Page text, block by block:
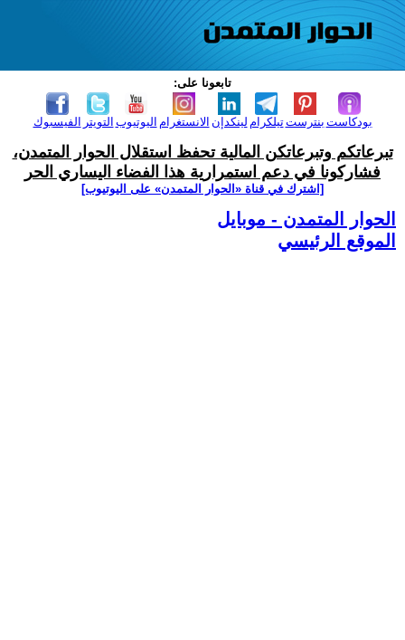
تابعونا على:
الفيسبوك التويتر اليوتيوب الانستغرام لينكدإن تيلكرامبنترست بودكاست
تبرعاتكم وتبرعاتكن المالية تحفظ استقلال الحوار المتمدن،
فشاركونا في دعم استمرارية هذا الفضاء اليساري الحر
[اشترك في قناة ‫«الحوار المتمدن» على اليوتيوب]
الحوار المتمدن - موبايل
الموقع الرئيسي